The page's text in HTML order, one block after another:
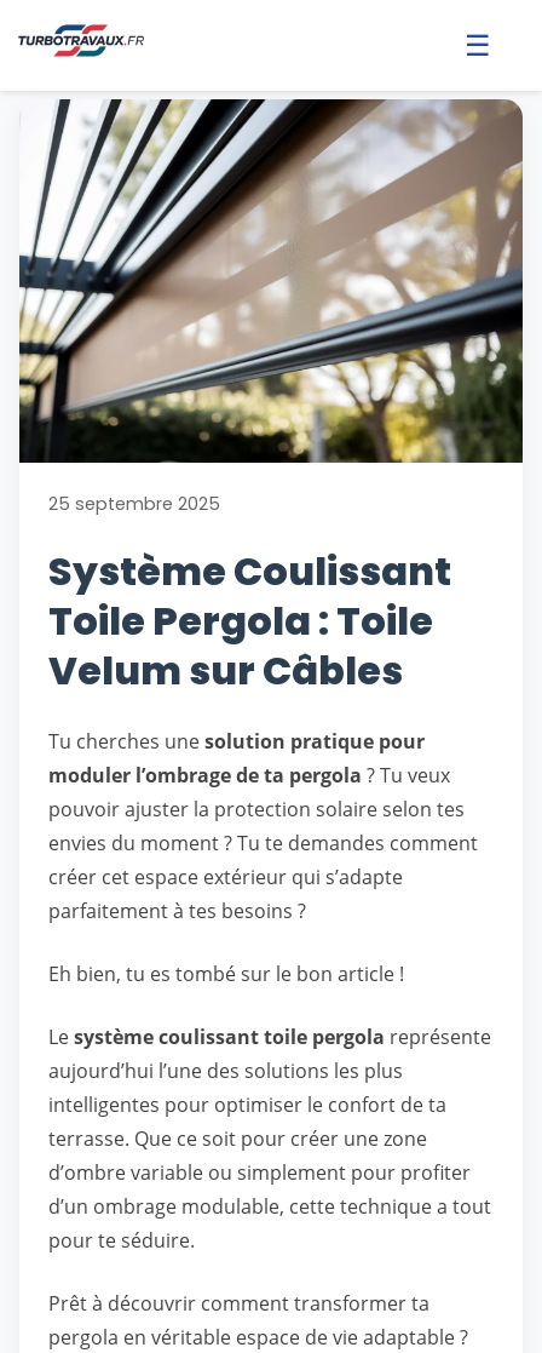
☰
25 septembre 2025
Système Coulissant
Toile Pergola : Toile
Velum sur Câbles
Tu cherches unesolution pratique pour
moduler l’ombrage de ta pergola ? Tu veux
pouvoir ajuster la protection solaire selon tes
envies du moment ? Tu te demandes comment
créer cet espace extérieur qui s’adapte
parfaitement à tes besoins ?
Eh bien, tu es tombé sur le bon article !
Lesystème coulissant toile pergola représente
aujourd’hui l’une des solutions les plus
intelligentes pour optimiser le confort de ta
terrasse. Que ce soit pour créer une zone
d’ombre variable ou simplement pour profiter
d’un ombrage modulable, cette technique a tout
pour te séduire.
Prêt à découvrir comment transformer ta
pergola en véritable espace de vie adaptable ?